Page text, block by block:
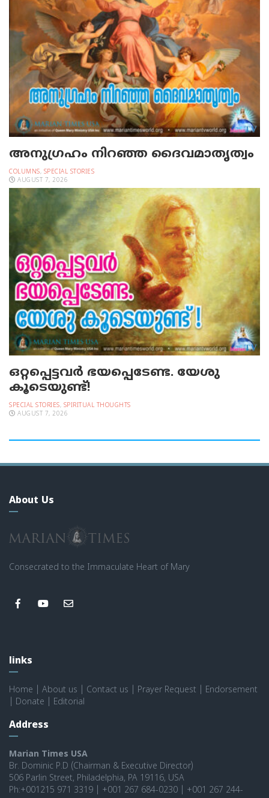
അനുഗ്രഹം നിറഞ്ഞ ദൈവമാതൃത്വം
COLUMNS, SPECIAL STORIES
AUGUST 7, 2026
ഒറ്റപ്പെട്ടവര്‍ ഭയപ്പെടേണ്ട. യേശു
കൂടെയുണ്ട്!
SPECIAL STORIES, SPIRITUAL THOUGHTS
AUGUST 7, 2026
About Us
Consecrated to the Immaculate Heart of Mary
links
Home About us Contact us Prayer Request
Endorsement
Donate Editorial
Address
Marian Times USA
Br. Dominic P.D (Chairman & Executive Director)
506 Parlin Street, Philadelphia, PA 19116, USA
Ph:+001215 971 3319 | +001 267 684-0230 | +001 267 244-